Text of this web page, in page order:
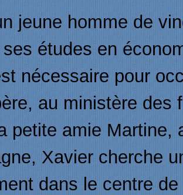
jeune homme de
études en
nécessaire pour
au ministère des
petite amie Martine,
Xavier cherche
dans le centre